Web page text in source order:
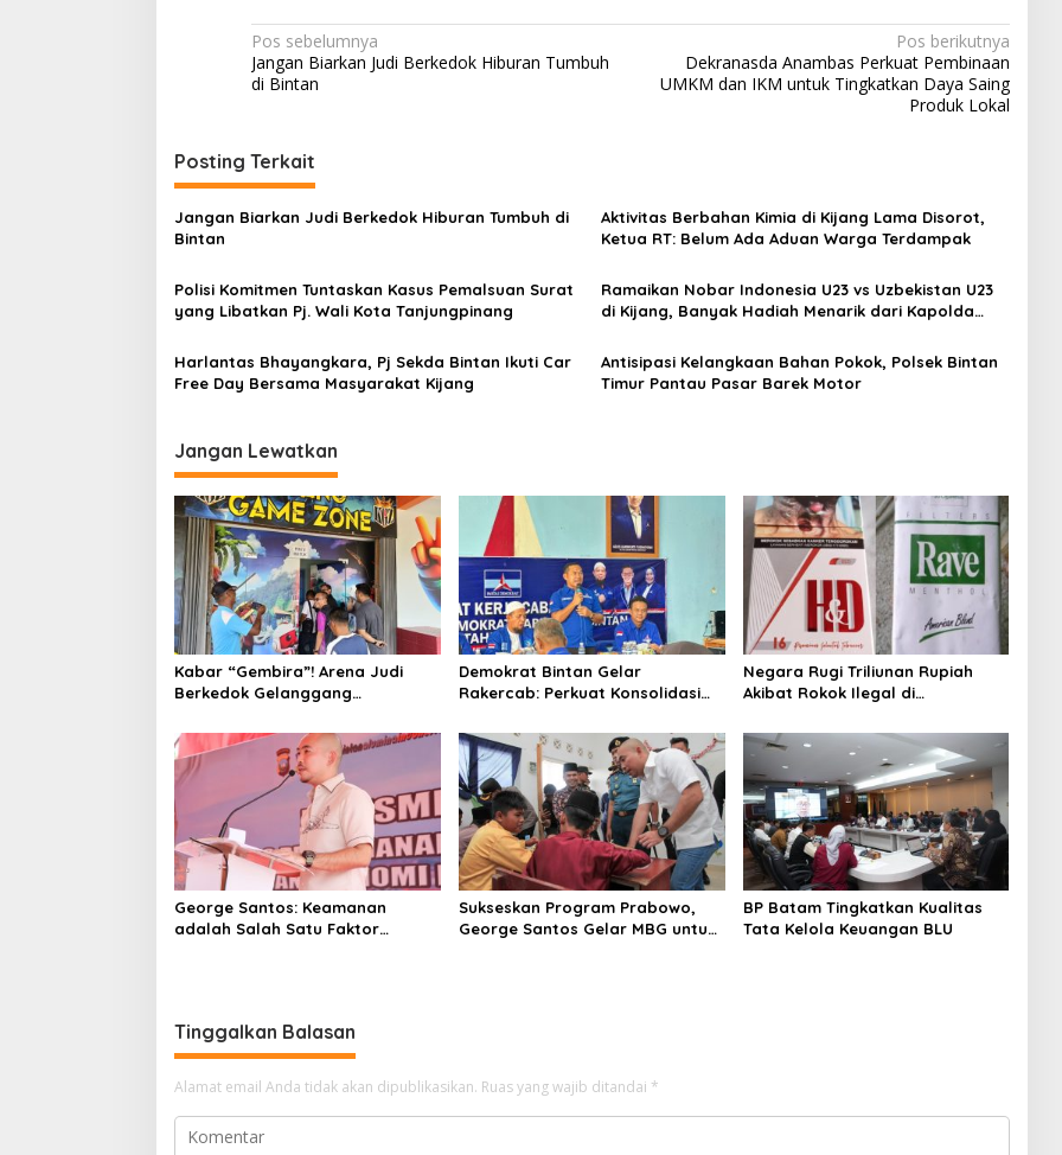
N
a
i
g
a
i
p
s
Pos sebelumnya
Jangan Biarkan Judi Berkedok Hiburan Tumbuh
di Bintan
Pos berikutnya
Dekranasda Anambas Perkuat Pembinaan
UMKM dan IKM untuk Tingkatkan Daya Saing
Produk Lokal
Posting Terkait
Jangan Biarkan Judi Berkedok Hiburan Tumbuh di
Bintan
Aktivitas Berbahan Kimia di Kijang Lama Disorot,
Ketua RT: Belum Ada Aduan Warga Terdampak
Polisi Komitmen Tuntaskan Kasus Pemalsuan Surat
yang Libatkan Pj. Wali Kota Tanjungpinang
Ramaikan Nobar Indonesia U23 vs Uzbekistan U23
di Kijang, Banyak Hadiah Menarik dari Kapolda
Harlantas Bhayangkara, Pj Sekda Bintan Ikuti Car
Free Day Bersama Masyarakat Kijang
Antisipasi Kelangkaan Bahan Pokok, Polsek Bintan
Timur Pantau Pasar Barek Motor
Jangan Lewatkan
Kabar “Gembira”! Arena Judi
Berkedok Gelanggang
Demokrat Bintan Gelar
Rakercab: Perkuat Konsolidasi
Negara Rugi Triliunan Rupiah
Akibat Rokok Ilegal di
Bertindak
George Santos: Keamanan
adalah Salah Satu Faktor
Sukseskan Program Prabowo,
George Santos Gelar MBG untuk
BP Batam Tingkatkan Kualitas
Tata Kelola Keuangan BLU
Tinggalkan Balasan
Alamat email Anda tidak akan dipublikasikan. Ruas yang wajib ditandai *